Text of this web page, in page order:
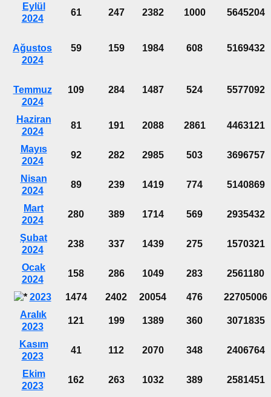
Eylül
2024
61 247 2382 1000 5645204
Ağustos
2024
59 159 1984 608 5169432
Temmuz
2024
109 284 1487 524 5577092
Haziran
2024
81 191 2088 2861 4463121
Mayıs
2024
92 282 2985 503 3696757
Nisan
2024
89 239 1419 774 5140869
Mart
2024
280 389 1714 569 2935432
Şubat
2024
238 337 1439 275 1570321
Ocak
2024
158 286 1049 283 2561180
2023 1474 2402 20054 476
22705006
Aralık
2023
121 199 1389 360 3071835
Kasım
2023
41 112 2070 348 2406764
Ekim
2023
162 263 1032 389 2581451